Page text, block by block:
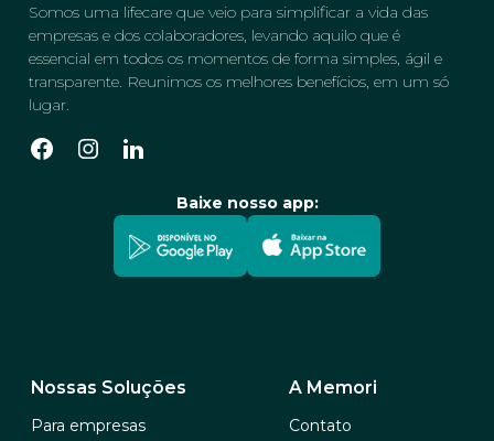
Somos uma lifecare que veio para simplificar a vida das
empresas e dos colaboradores, levando aquilo que é
essencial em todos os momentos de forma simples, ágil e
transparente. Reunimos os melhores benefícios, em um só
lugar.
Baixe nosso app:
Nossas Soluções
Para empresas
A Memori
Contato